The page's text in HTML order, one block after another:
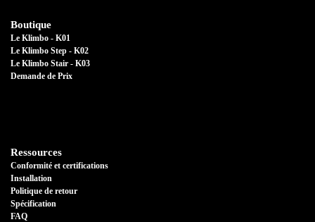
Boutique
Le Klimbo - K01
Le Klimbo Step - K02
Le Klimbo Stair - K03
Demande de Prix
Ressources
Conformité et certifications
Installation
Politique de retour
Spécification
FAQ